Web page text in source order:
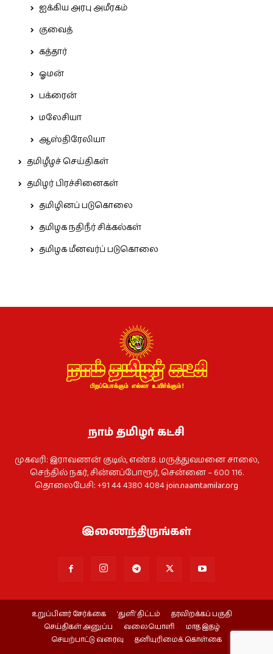
ஐக்கிய அரபு அமீரகம்
குவைத்
கத்தார்
ஓமன்
பக்ரைன்
மலேசியா
ஆஸ்திரேலியா
தமிழீழச் செய்திகள்
தமிழர் பிரச்சினைகள்
தமிழினப் படுகொலை
தமிழக நதிநீர் சிக்கல்கள்
தமிழக மீனவர்ப் படுகொலை
நாம் தமிழர் கட்சி
முகவரி: இராவணன் குடில், எண்.8. மருத்துவமனை சாலை,
செந்தில் நகர், சின்னப்போரூர், சென்னை – 600 116.
தொலைபேசி: +91 44 4380 4084join.naamtamilar.org
இணைந்திருங்கள்
உறுப்பினர் சேர்க்கை ‘துளி’ திட்டம்
தரவிறக்கப் பகுதி
செய்திகள் அனுப்ப
வலையொளி
மாத இதழ்
செயற்பாட்டு வரைவு
தனியுரிமைக் கொள்கை